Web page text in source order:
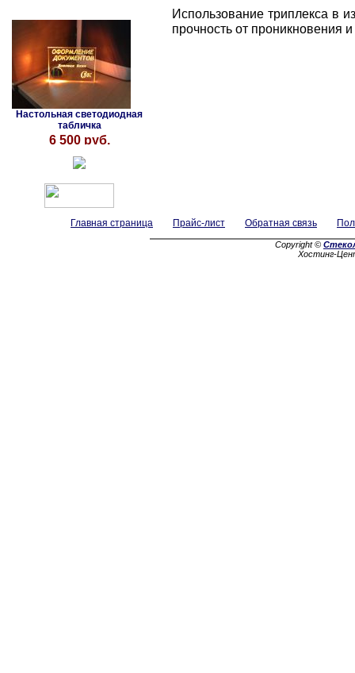
Настольная светодиодная
табличка
6 500 руб.
Использование триплекса в
прочность от проникновения
Главная страница Прайс-лист Обратная связь
Copyright ©
Хостинг-